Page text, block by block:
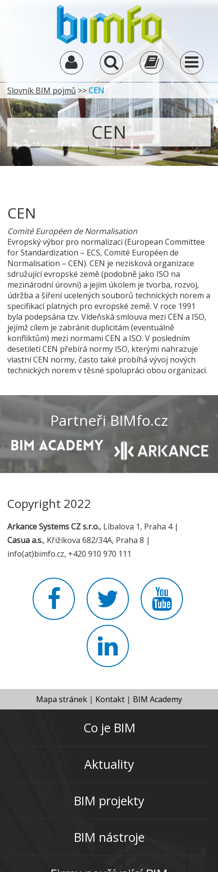
Slovník BIM pojmů >>CEN
CEN
CEN
Comité Européen de Normalisation
Evropský výbor pro normalizaci (European Committee
for Standardization – ECS, Comité Européen de
Normalisation – CEN). CEN je nezisková organizace
sdružující evropské země (podobně jako ISO na
mezinárodní úrovni) a jejím úkolem je tvorba, rozvoj,
údržba a šíření ucelených souborů technických norem a
specifikací platných pro evropské země. V roce 1991
byla podepsána tzv. Vídeňská smlouva mezi CEN a ISO,
jejímž cílem je zabránit duplicitám (eventuálně
konfliktům) mezi normami CEN a ISO. V posledním
desetiletí CEN přebírá normy ISO, kterými nahrazuje
vlastní CEN normy, často také probíhá vývoj nových
technických norem v těsné spolupráci obou organizací.
Partneři BIMfo.cz
Copyright 2022
Arkance Systems CZ s.r.o., Líbalova 1, Praha 4 |
Casua a.s., Křižíkova 682/34A, Praha 8 |
info(at)bimfo.cz, +420 910 970 111
Mapa stránek | Kontakt | BIM Academy
Co je BIM
Aktuality
BIM projekty
BIM nástroje